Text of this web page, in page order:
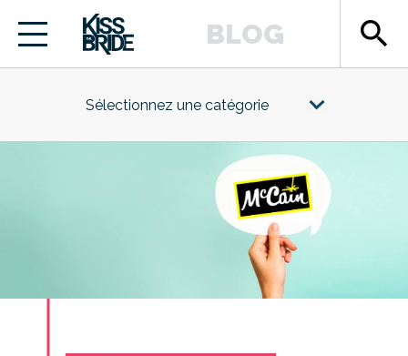
BLOG search
Sélectionnez une catégorie